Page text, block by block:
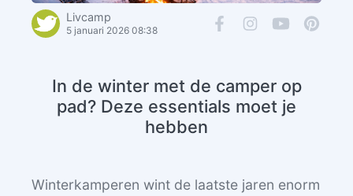
Livcamp
5 januari 2026 08:38
In de winter met de camper op
pad? Deze essentials moet je
hebben
Winterkamperen wint de laatste jaren enorm